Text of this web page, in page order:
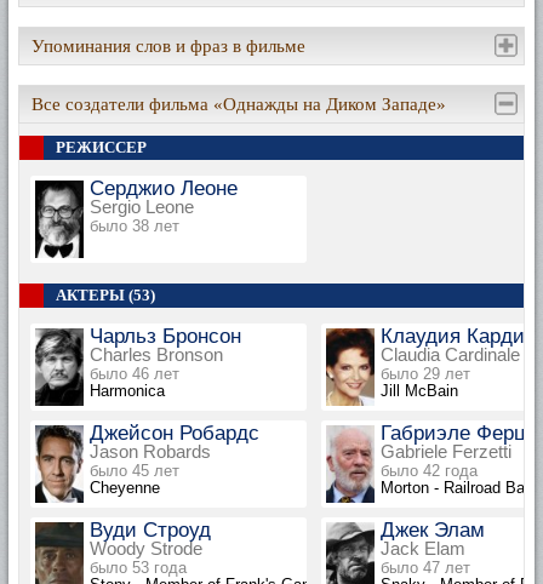
Упоминания слов и фраз в фильме
Все создатели фильма «Однажды на Диком Западе»
РЕЖИССЕР
Серджио Леоне
Sergio Leone
было 38 лет
АКТЕРЫ (53)
Чарльз Бронсон
Charles Bronson
было 46 лет
Harmonica
Клаудия
Claudia Cardinale
было 29 лет
Jill McBain
Джейсон Робардс
Jason Robards
было 45 лет
Cheyenne
Габриэле
Gabriele Ferzetti
было 42 года
Morton - Railroad
Вуди Строуд
Woody Strode
было 53 года
Джек Элам
Jack Elam
было 47 лет